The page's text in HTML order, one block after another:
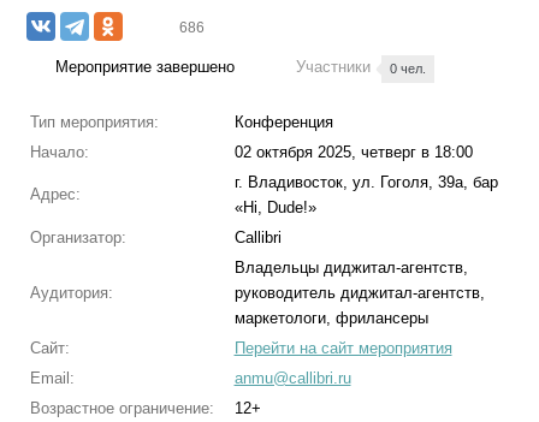
686
Мероприятие завершено Участники 0 чел.
Тип мероприятия:
Конференция
Начало:
02 октября 2025, четверг в 18:00
Адрес:
г. Владивосток, ул. Гоголя, 39а, бар
«Hi, Dude!»
Организатор:
Callibri
Аудитория:
Владельцы диджитал-агентств,
руководитель диджитал-агентств,
маркетологи, фрилансеры
Сайт:
Перейти на сайт мероприятия
Email:
anmu@callibri.ru
Возрастное ограничение:
12+